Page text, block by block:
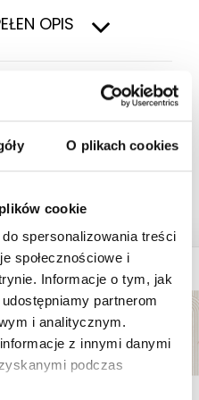
O plikach cookies
cookie
spersonalizowania treści
społecznościowe i
Informacje o tym, jak
partnerom
i analitycznym.
z innymi danymi
podczas
OPIS
ZAMIAST
GLASS